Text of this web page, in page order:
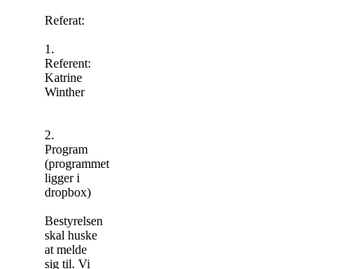
Referat:
1.
Referent:
Katrine
Winther
2.
Program
(programmet
ligger i
dropbox)
Bestyrelsen
skal huske
at melde
sig til. Vi